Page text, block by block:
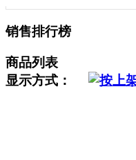
销售排行榜
商品列表
显示方式：